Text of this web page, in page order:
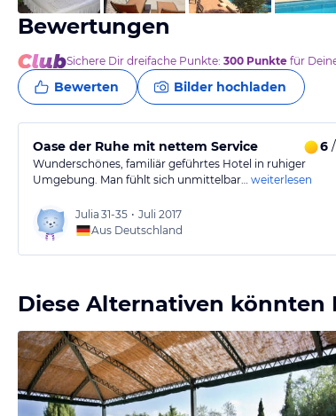
Bewertungen
Sichere Dir dreifache Punkte: 300 Punkte für
Bewerten Bilder hochladen
Oase der Ruhe mit nettem Service 6
Wunderschönes, familiär geführtes Hotel in ruhiger
Umgebung. Man fühlt sich unmittelbar… weiterlesen
Julia 31-35 • Juli 2017
Aus Deutschland
Diese Alternativen könnten